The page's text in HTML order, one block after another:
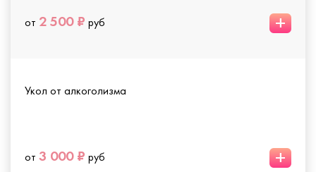
от 2 500 ₽ руб +
Укол от алкоголизма
от 3 000 ₽ руб +